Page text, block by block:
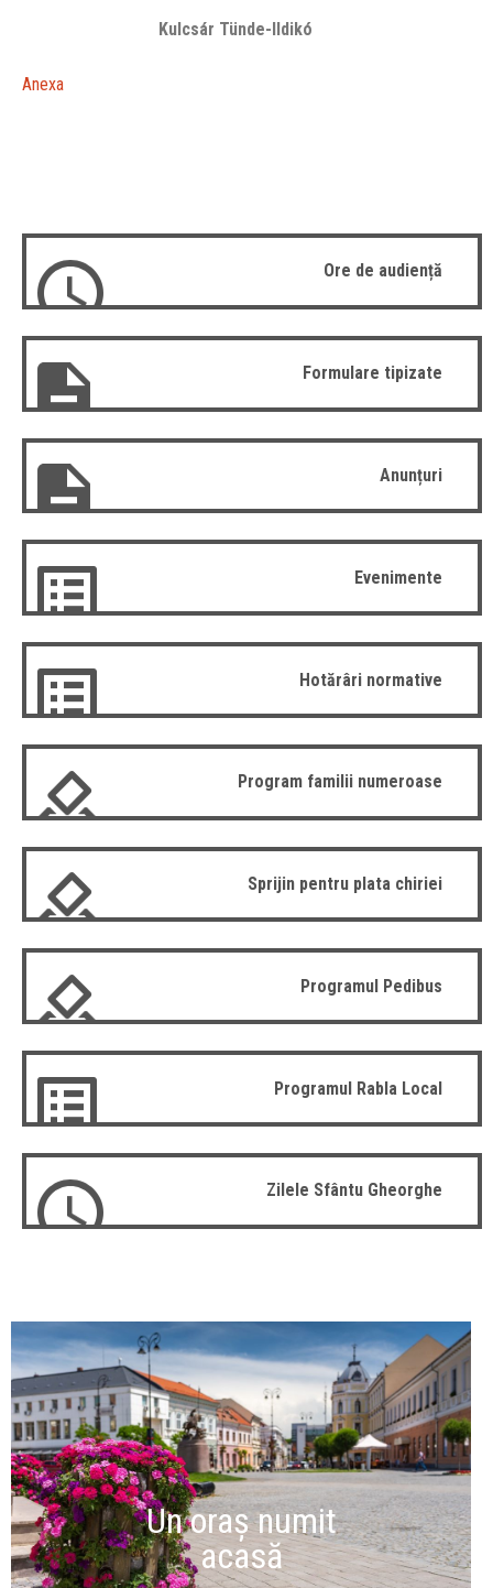
Kulcsár Tünde-Ildikó
Anexa
Ore de audiență
Formulare tipizate
Anunțuri
Evenimente
Hotărâri normative
Program familii numeroase
Sprijin pentru plata chiriei
Programul Pedibus
Programul Rabla Local
Zilele Sfântu Gheorghe
Un oraș numit
acasă